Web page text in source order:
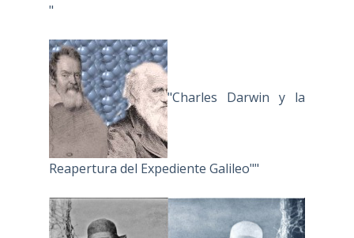
"
"Charles Darwin y la
Reapertura del Expediente Galileo""